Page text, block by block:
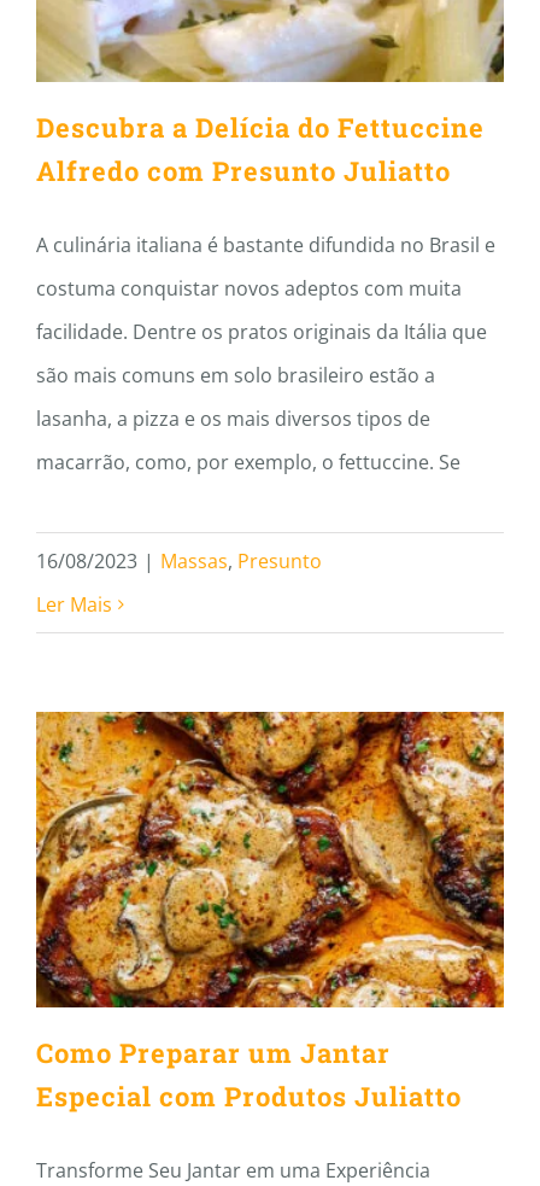
Descubra a Delícia do Fettuccine
Alfredo com Presunto Juliatto
A culinária italiana é bastante difundida no Brasil e
costuma conquistar novos adeptos com muita
facilidade. Dentre os pratos originais da Itália que
são mais comuns em solo brasileiro estão a
lasanha, a pizza e os mais diversos tipos de
macarrão, como, por exemplo, o fettuccine. Se
16/08/2023 | Massas, Presunto
Ler Mais
Como Preparar um Jantar
Especial com Produtos
Juliatto
Como Preparar um Jantar
Especial com Produtos Juliatto
Transforme Seu Jantar em uma Experiência